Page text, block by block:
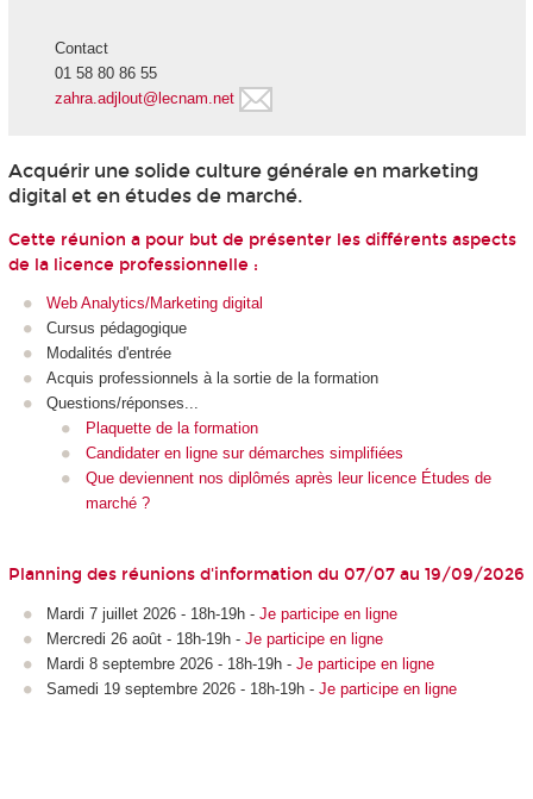
Contact
01 58 80 86 55
zahra.adjlout@lecnam.net
Acquérir une solide culture générale en marketing
digital et en études de marché.
Cette réunion a pour but de présenter les différents aspects
de la licence professionnelle :
Web Analytics/Marketing digital
Cursus pédagogique
Modalités d'entrée
Acquis professionnels à la sortie de la formation
Questions/réponses...
Plaquette de la formation
Candidater en ligne sur démarches simplifiées
Que deviennent nos diplômés après leur licence Études de
marché ?
Planning des réunions d'information du 07/07 au 19/09/2026
Mardi 7 juillet 2026 - 18h-19h - Je participe en ligne
Mercredi 26 août - 18h-19h - Je participe en ligne
Mardi 8 septembre 2026 - 18h-19h - Je participe en ligne
Samedi 19 septembre 2026 - 18h-19h - Je participe en ligne